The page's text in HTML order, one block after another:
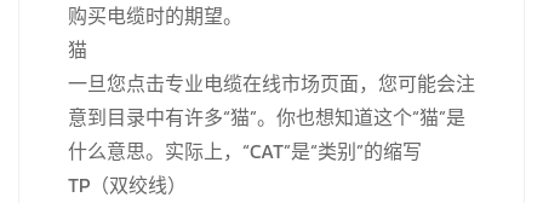
购买电缆时的期望。
猫
一旦您点击专业电缆在线市场页面，您可能会注
意到目录中有许多“猫”。你也想知道这个“猫”是
什么意思。实际上，“CAT”是“类别”的缩写
TP（双绞线）